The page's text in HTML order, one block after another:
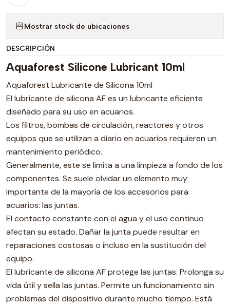
Mostrar stock de ubicaciones
DESCRIPCIÓN
Aquaforest Silicone Lubricant 10ml
Aquaforest Lubricante de Silicona 10ml
El lubricante de silicona AF es un lubricante eficiente
diseñado para su uso en acuarios.
Los filtros, bombas de circulación, reactores y otros
equipos que se utilizan a diario en acuarios requieren un
mantenimiento periódico.
Generalmente, este se limita a una limpieza a fondo de los
componentes. Se suele olvidar un elemento muy
importante de la mayoría de los accesorios para
acuarios: las juntas.
El contacto constante con el agua y el uso continuo
afectan su estado. Dañar la junta puede resultar en
reparaciones costosas o incluso en la sustitución del
equipo.
El lubricante de silicona AF protege las juntas. Prolonga su
vida útil y sella las juntas. Permite un funcionamiento sin
problemas del dispositivo durante mucho tiempo. Está